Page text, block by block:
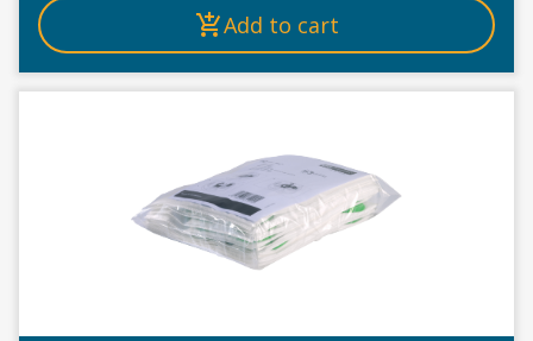
Add to cart